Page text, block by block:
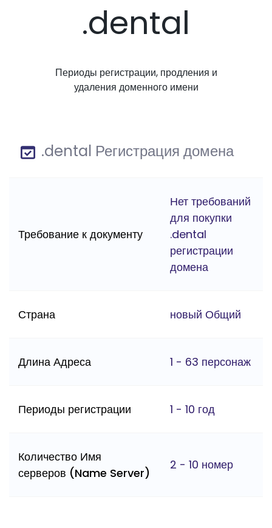
.dental
Периоды регистрации, продления и
удаления доменного имени
.dental Регистрация домена
Требование к документу
Нет требований
для покупки
.dental
регистрации
домена
Страна новый Общий
Длина Адреса 1 - 63 персонаж
Периоды регистрации 1 - 10 год
Количество Имя
серверов (Name Server)
2 - 10 номер